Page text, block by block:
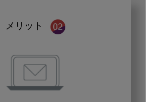
メリット